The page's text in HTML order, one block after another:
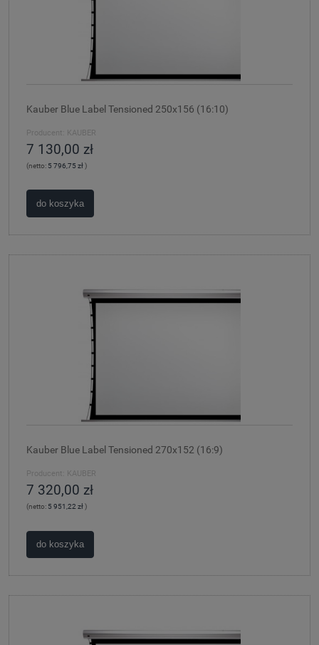
Kauber Blue Label Tensioned 250x156 (16:10)
Producent: KAUBER
7 130,00 zł
(netto: 5 796,75 zł)
do koszyka
Kauber Blue Label Tensioned 270x152 (16:9)
Producent: KAUBER
7 320,00 zł
(netto: 5 951,22 zł )
do koszyka